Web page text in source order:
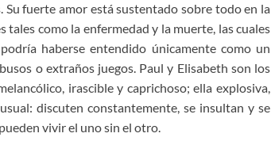
fuerte amor está sustentado sobre todo en la
como la enfermedad y la muerte, las cuales
haberse entendido únicamente como un
o extraños juegos. Paul y Elisabeth son los
irascible y caprichoso; ella explosiva,
discuten constantemente, se insultan y se
vivir el uno sin el otro.